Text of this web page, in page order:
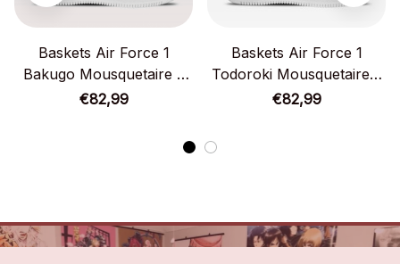
Baskets Air Force 1
Bakugo Mousquetaire –
My Hero Academia
€82,99
Baskets Air Force 1
Todoroki Mousquetaire –
My Hero Academia
€82,99